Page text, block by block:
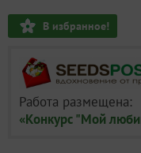
В избранное!
Работа размещена:
«Конкурс "Мой